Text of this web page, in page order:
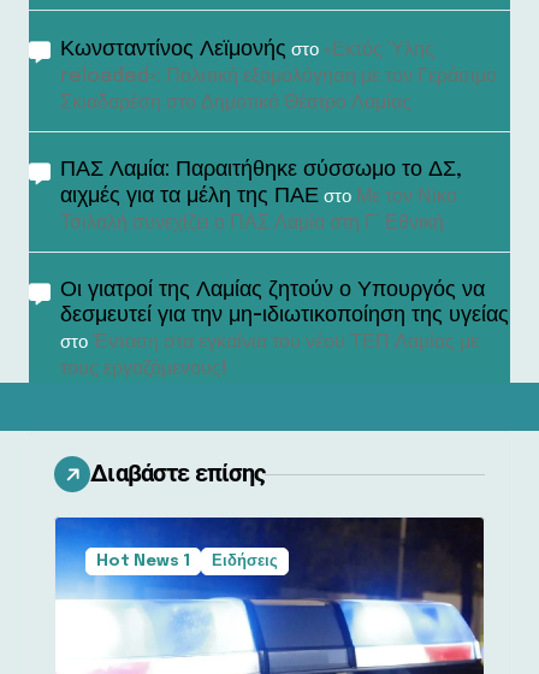
Κωνσταντίνος Λεϊμονής στο «Εκτός Ύλης
reloaded»: Πολιτική εξομολόγηση με τον Γεράσιμο
Σκιαδαρέση στο Δημοτικό Θέατρο Λαμίας
ΠΑΣ Λαμία: Παραιτήθηκε σύσσωμο το ΔΣ,
αιχμές για τα μέλη της ΠΑΕ στο Με τον Νίκο
Τσιλαλή συνεχίζει ο ΠΑΣ Λαμία στη Γ’ Εθνική
Οι γιατροί της Λαμίας ζητούν ο Υπουργός να
δεσμευτεί για την μη-ιδιωτικοποίηση της υγείας
στο Ένταση στα εγκαίνια του νέου ΤΕΠ Λαμίας με
τους εργαζόμενους!
Διαβάστε επίσης
Hot News 1 Ειδήσεις